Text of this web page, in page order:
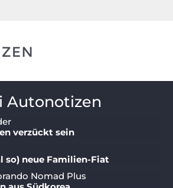
Autonotizen
verzückt sein
so) neue Familien-Fiat
Nomad Plus